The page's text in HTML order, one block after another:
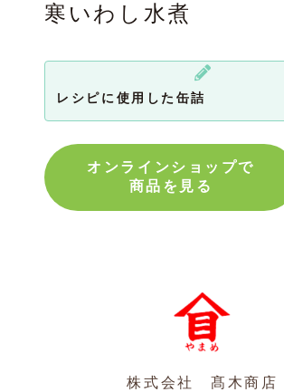
寒いわし水煮
レシピに使用した缶詰
オンラインショップで
商品を見る
株式会社 髙木商店